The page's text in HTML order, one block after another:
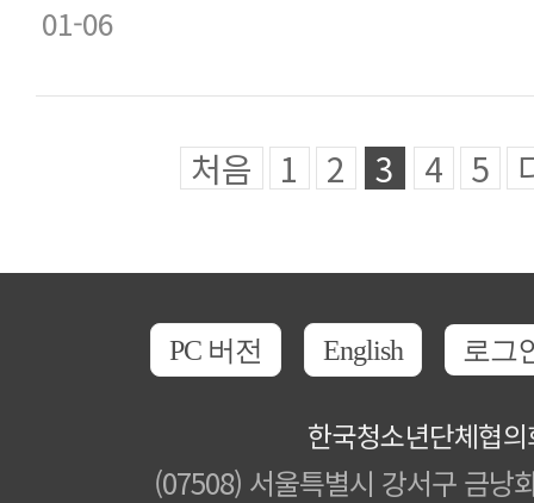
01-06
처음 1 2 3 4 5
PC 버전 English 로그
한국청소년단체협
(07508) 서울특별시 강서구 금낭